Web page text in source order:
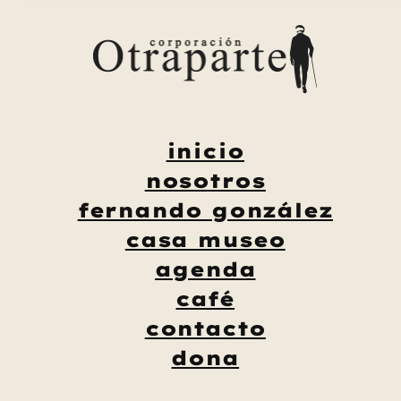
inicio
nosotros
fernando gonzález
casa museo
agenda
café
contacto
dona